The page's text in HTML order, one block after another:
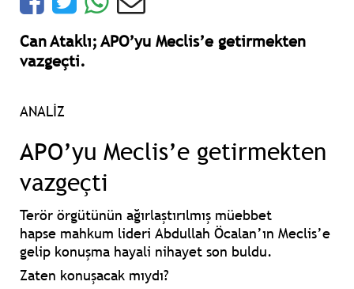
Can Ataklı; APO’yu Meclis’e getirmekten
vazgeçti.
ANALİZ
APO’yu Meclis’e getirmekten
vazgeçti
Terör örgütünün ağırlaştırılmış müebbet
hapse mahkum lideri Abdullah Öcalan’ın Meclis’e
gelip konuşma hayali nihayet son buldu.
Zaten konuşacak mıydı?